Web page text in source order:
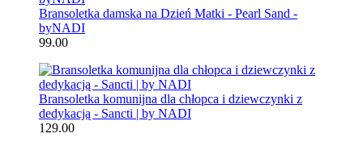
Bransoletka damska na Dzień Matki - Pearl Sand -
byNADI
99.00
Bransoletka komunijna dla chłopca i dziewczynki z
dedykacją - Sancti | by NADI
129.00